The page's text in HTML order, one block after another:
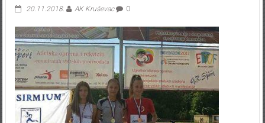
20.11.2018. AK Kruševac 0